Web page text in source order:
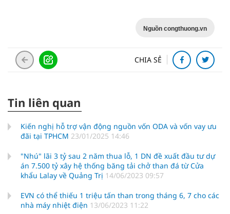
Nguồn congthuong.vn
CHIA SẺ
Tin liên quan
Kiến nghị hỗ trợ vận động nguồn vốn ODA và vốn vay ưu
đãi tại TPHCM 23/01/2025 14:46
"Nhú" lãi 3 tỷ sau 2 năm thua lỗ, 1 DN đề xuất đầu tư dự
án 7.500 tỷ xây hệ thống băng tải chở than đá từ Cửa
khẩu Lalay về Quảng Trị 14/06/2023 09:57
EVN có thể thiếu 1 triệu tấn than trong tháng 6, 7 cho các
nhà máy nhiệt điện 13/06/2023 11:22